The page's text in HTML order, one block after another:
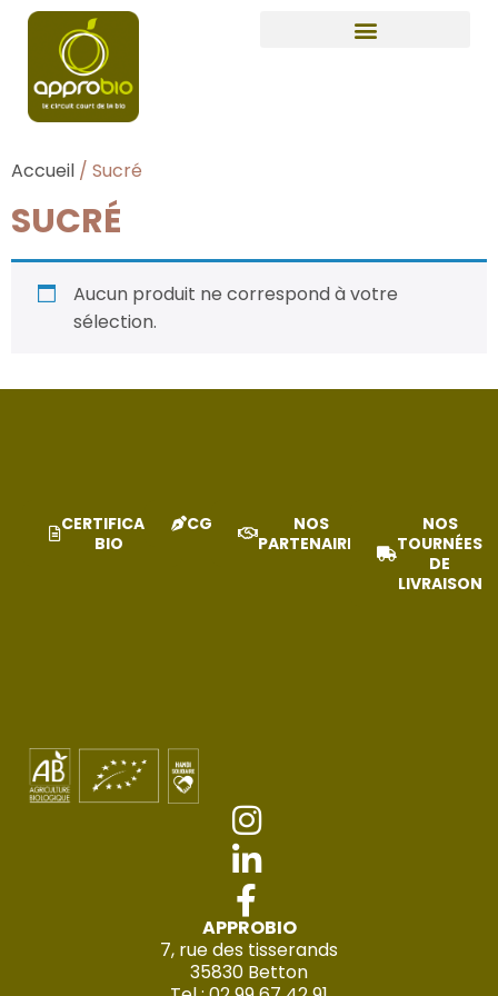
Accueil / Sucré
SUCRÉ
Aucun produit ne correspond à votre
sélection.
CERTIFICAT
BIO
CGV
NOS
PARTENAIRES
NOS
TOURNÉES
DE
LIVRAISON
APPROBIO
7, rue des tisserands
35830 Betton